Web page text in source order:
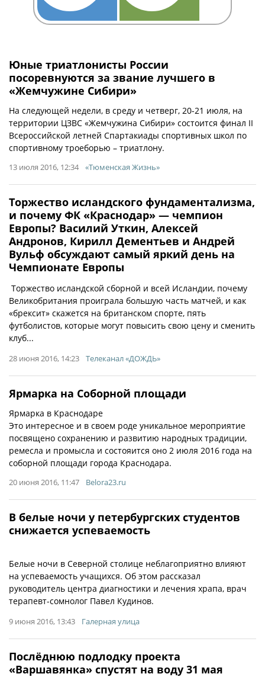
Юные триатлонисты России
посоревнуются за звание лучшего в
«Жемчужине Сибири»
На следующей недели, в среду и четверг, 20-21 июля, на
территории ЦЗВС «Жемчужина Сибири» состоится финал II
Всероссийской летней Спартакиады спортивных школ по
спортивному троеборью – триатлону.
13 июля 2016, 12:34 «Тюменская Жизнь»
Торжество исландского фундаментализма,
и почему ФК «Краснодар» — чемпион
Европы? Василий Уткин, Алексей
Андронов, Кирилл Дементьев и Андрей
Вульф обсуждают самый яркий день на
Чемпионате Европы
Торжество исландской сборной и всей Исландии, почему
Великобритания проиграла большую часть матчей, и как
«брексит» скажется на британском спорте, пять
футболистов, которые могут повысить свою цену и сменить
клуб...
28 июня 2016, 14:23 Телеканал «ДОЖДЬ»
Ярмарка на Соборной площади
Ярмарка в Краснодаре
Это интересное и в своем роде уникальное мероприятие
посвящено сохранению и развитию народных традиции,
ремесла и промысла и состояится оно 2 июля 2016 года на
соборной площади города Краснодара.
20 июня 2016, 11:47 Belora23.ru
В белые ночи у петербургских студентов
снижается успеваемость
Белые ночи в Северной столице неблагоприятно влияют
на успеваемость учащихся. Об этом рассказал
руководитель центра диагностики и лечения храпа, врач
терапевт-сомнолог Павел Кудинов.
9 июня 2016, 13:43 Галерная улица
Послёднюю подлодку проекта
«Варшавянка» спустят на воду 31 мая